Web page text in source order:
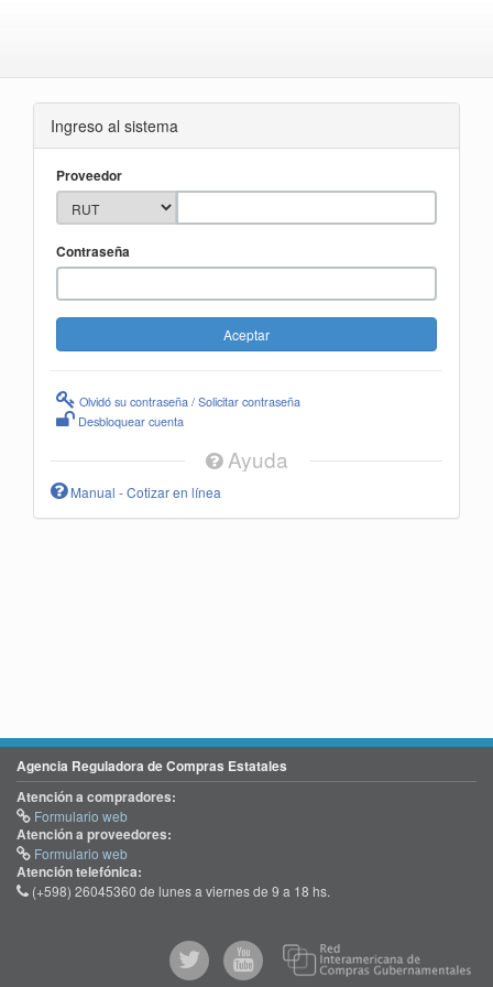
Ingreso al sistema
Proveedor
Contraseña
Olvidó su contraseña / Solicitar contraseña
Desbloquear cuenta
Ayuda
Manual - Cotizar en línea
Agencia Reguladora de Compras Estatales
Atención a compradores:
Formulario web
Atención a proveedores:
Formulario web
Atención telefónica:
(+598) 26045360 de lunes a viernes de 9 a 18 hs.
@comprasgubuy
ACCE